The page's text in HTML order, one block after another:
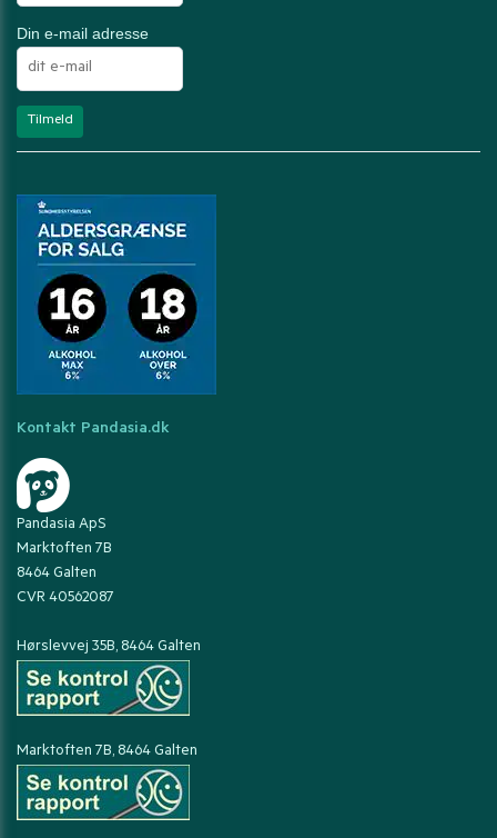
Din e-mail adresse
Kontakt Pandasia.dk
Pandasia ApS
Marktoften 7B
8464 Galten
CVR 40562087
Hørslevvej 35B, 8464 Galten
Marktoften 7B, 8464 Galten